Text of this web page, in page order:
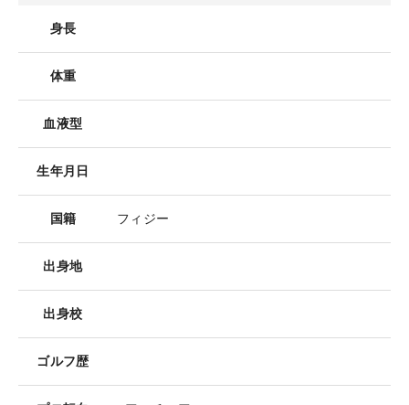
身長
体重
血液型
生年月日
国籍 フィジー
出身地
出身校
ゴルフ歴